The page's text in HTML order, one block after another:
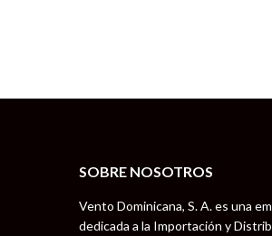
SOBRE NOSOTROS
Vento Dominicana, S. A. es una
dedicada a la Importación y